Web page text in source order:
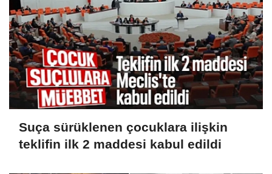
Suça sürüklenen çocuklara ilişkin
teklifin ilk 2 maddesi kabul edildi